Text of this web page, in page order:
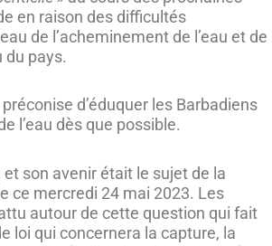
en raison des difficultés
de l’acheminement de l’eau et de
du pays.
d’éduquer les Barbadiens
l’eau dès que possible.
et son avenir était le sujet de la
ce mercredi 24 mai 2023. Les
autour de cette question qui fait
loi qui concernera la capture, la